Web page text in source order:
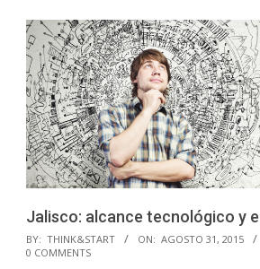
Jalisco: alcance tecnológico y
2015-
08-
BY: THINK&START ON: AGOSTO 31, 2015
0 COMMENTS